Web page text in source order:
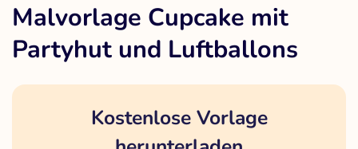
Malvorlage Cupcake mit
Partyhut und Luftballons
Kostenlose Vorlage